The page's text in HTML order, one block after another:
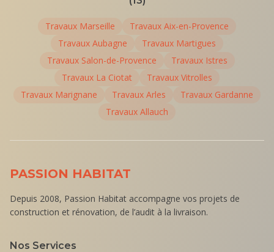
Travaux Marseille Travaux Aix-en-Provence
Travaux Aubagne Travaux Martigues
Travaux Salon-de-Provence Travaux Istres
Travaux La Ciotat Travaux Vitrolles
Travaux Marignane Travaux Arles Travaux Gardanne
Travaux Allauch
PASSION HABITAT
Depuis 2008, Passion Habitat accompagne vos projets de
construction et rénovation, de l’audit à la livraison.
Nos Services